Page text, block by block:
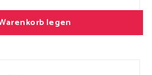
legen